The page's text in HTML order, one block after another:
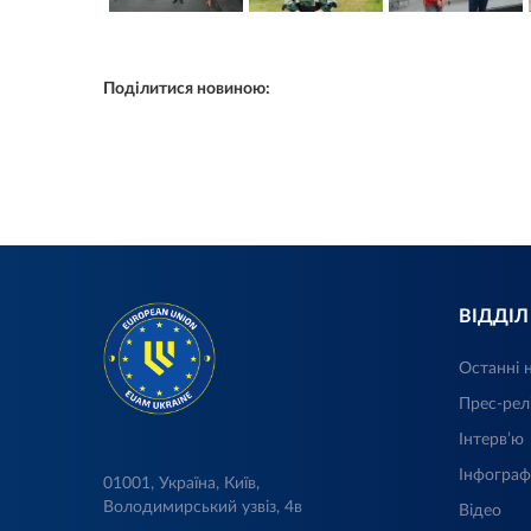
Поділитися новиною:
01001, Україна, Київ,
Володимирський узвіз, 4в
Останні
Прес-
Інтерв’ю
Відео